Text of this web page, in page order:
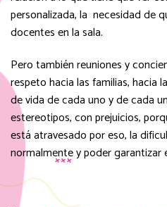
personalizada, la necesidad de
docentes en la sala.
Pero también reuniones y
respeto hacia las familias, hacia
de vida de cada uno y de cada
estereotipos, con prejuicios,
está atravesado por eso, la
normalmente y poder garantizar